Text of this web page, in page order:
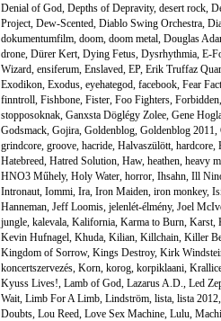
Denial of God, Depths of Depravity, desert rock,
Project, Dew-Scented, Diablo Swing Orchestra,
dokumentumfilm, doom, doom metal, Douglas
drone, Dürer Kert, Dying Fetus, Dysrhythmia, E-
Wizard, ensiferum, Enslaved, EP, Erik Truffaz
Exodikon, Exodus, eyehategod, facebook, Fear
finntroll, Fishbone, Fister, Foo Fighters, Forbidden,
stopposoknak, Ganxsta Döglégy Zolee, Gene
Godsmack, Gojira, Goldenblog, Goldenblog 2011,
grindcore, groove, hacride, Halvaszülött, hardcore,
Hatebreed, Hatred Solution, Haw, heathen, heavy
HNO3 Műhely, Holy Water, horror, Ihsahn, Ill
Intronaut, Iommi, Ira, Iron Maiden, iron monkey,
Hanneman, Jeff Loomis, jelenlét-élmény, Joel
jungle, kalevala, Kalifornia, Karma to Burn, Karst,
Kevin Hufnagel, Khuda, Kilian, Killchain, Killer
Kingdom of Sorrow, Kings Destroy, Kirk
koncertszervezés, Korn, korog, korpiklaani,
Kyuss Lives!, Lamb of God, Lazarus A.D., Led
Wait, Limb For A Limb, Lindström, lista, lista 2012,
Doubts, Lou Reed, Love Sex Machine, Lulu,